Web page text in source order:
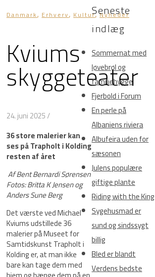
Danmark, Erhverv, Kultur,Nyheder
Kviums
skyggeteater
24. juni 2025/
36 store malerier kan
ses på Trapholt i Kolding
resten af året
Af Bent Bernardi Sørensen
Fotos: Britta K Jensen og
Anders Sune Berg
Det værste ved Michael
Kviums udstillede 36
malerier på Museet for
Samtidskunst Trapholt i
Kolding er, at man ikke
bare kan tage dem med
Seneste
indlæg
Sommernat med
løvebrøl og
familiehygge
Fjerbold i Forum
En perle på
Albaniens riviera
Albufeira uden for
sæsonen
Julens populære
giftige plante
Riding with the King
Sygehusmad er
sund og sindssygt
billig
Bled er blandt
Verdens bedste